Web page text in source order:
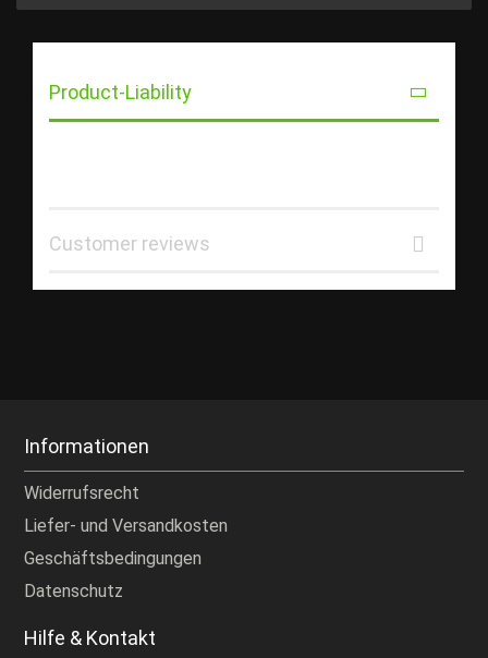
Product-Liability
Customer reviews
Informationen
Widerrufsrecht
Liefer- und Versandkosten
Geschäftsbedingungen
Datenschutz
Hilfe & Kontakt